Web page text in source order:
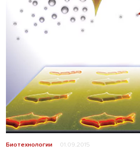
Биотехнологии 01.09.2015